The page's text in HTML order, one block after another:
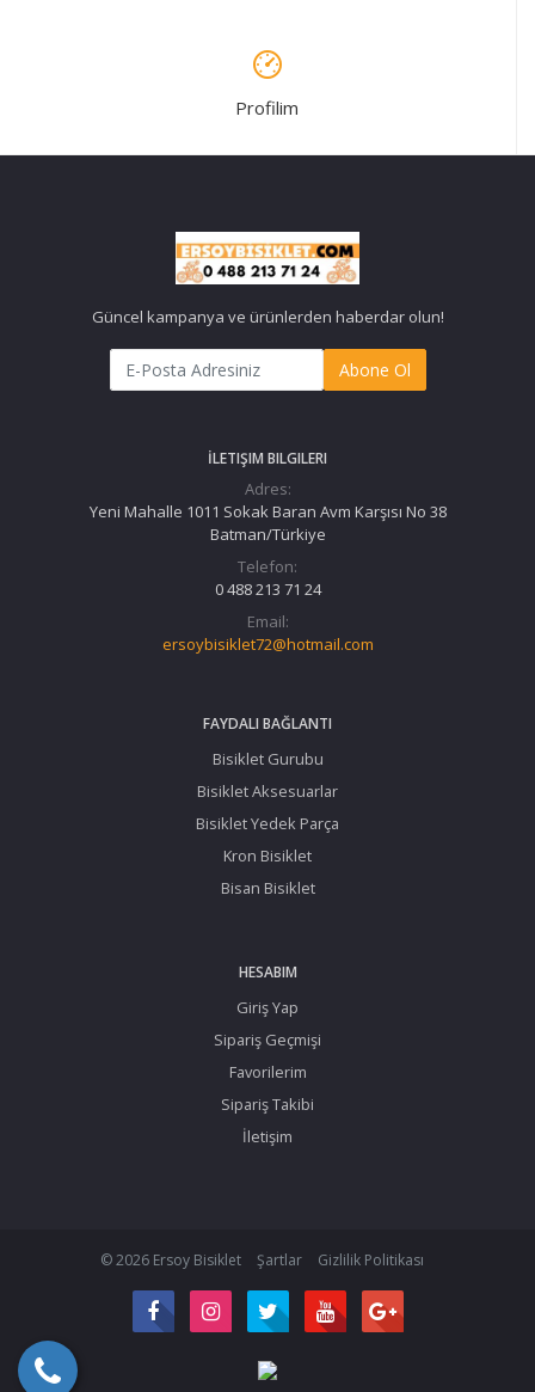
Profilim
Güncel kampanya ve ürünlerden haberdar olun!
Abone Ol
İLETIŞIM BILGILERI
Adres:
Yeni Mahalle 1011 Sokak Baran Avm Karşısı No 38
Batman/Türkiye
Telefon:
0 488 213 71 24
Email:
ersoybisiklet72@hotmail.com
FAYDALI BAĞLANTI
Bisiklet Gurubu
Bisiklet Aksesuarlar
Bisiklet Yedek Parça
Kron Bisiklet
Bisan Bisiklet
HESABIM
Giriş Yap
Sipariş Geçmişi
Favorilerim
Sipariş Takibi
İletişim
© 2026 Ersoy Bisiklet Şartlar Gizlilik Politikası